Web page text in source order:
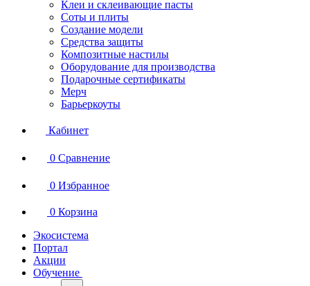
Клеи и склеивающие пасты
Соты и плиты
Создание модели
Средства защиты
Композитные настилы
Оборудование для производства
Подарочные сертификаты
Мерч
Барьеркоуты
Кабинет
0 Сравнение
0 Избранное
0 Корзина
Экосистема
Портал
Акции
Обучение